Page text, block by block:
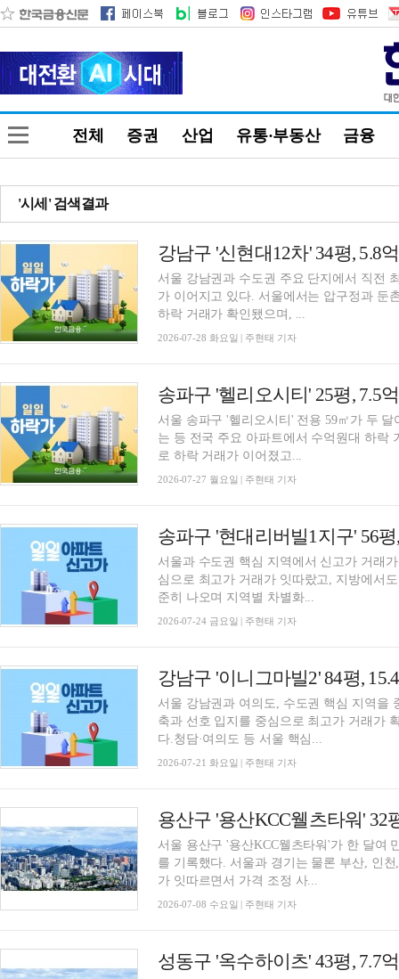
전체 증권 산업 유통·부동산 금융
'시세' 검색결과
서울 강남권과 수도권 주요 단지에서 직전
가 이어지고 있다. 서울에서는 압구정과 둔
하락 거래가 확인됐으며, ...
2026-07-28 화요일 | 주현태 기자
서울 송파구 '헬리오시티' 전용 59㎡가 두
는 등 전국 주요 아파트에서 수억원대 하락
로 하락 거래가 이어졌고...
2026-07-27 월요일 | 주현태 기자
서울과 수도권 핵심 지역에서 신고가 거래
심으로 최고가 거래가 잇따랐고, 지방에서
준히 나오며 지역별 차별화...
2026-07-24 금요일 | 주현태 기자
서울 강남권과 여의도, 수도권 핵심 지역을
축과 선호 입지를 중심으로 최고가 거래가
다.청담·여의도 등 서울 핵심...
2026-07-21 화요일 | 주현태 기자
서울 용산구 '용산KCC웰츠타워'가 한 달여
를 기록했다. 서울과 경기는 물론 부산, 인
가 잇따르면서 가격 조정 사...
2026-07-08 수요일 | 주현태 기자